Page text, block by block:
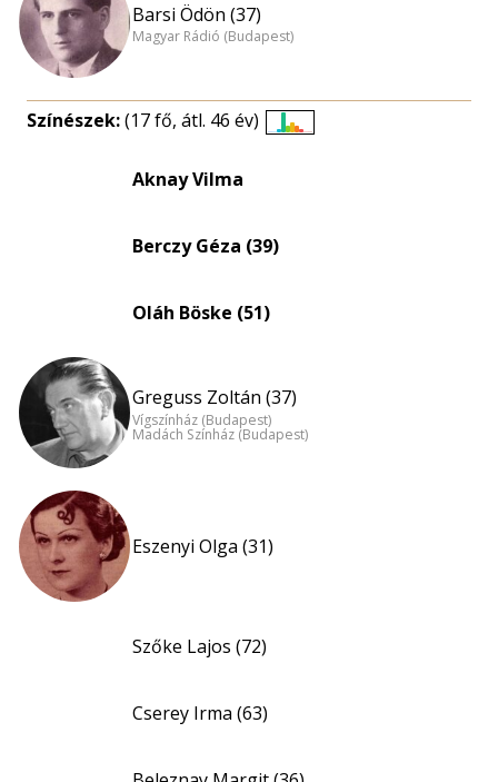
Barsi Ödön (37)
Magyar Rádió (Budapest)
Színészek:(17 fő, átl. 46 év)
Aknay Vilma
Berczy Géza (39)
Oláh Böske (51)
Greguss Zoltán (37)
Vígszínház (Budapest)
Madách Színház (Budapest)
Eszenyi Olga (31)
Szőke Lajos (72)
Cserey Irma (63)